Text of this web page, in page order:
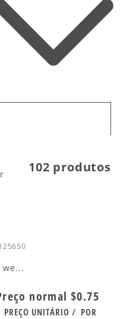
102 produtos
normal $0.75
PREÇO UNITÁRIO / POR